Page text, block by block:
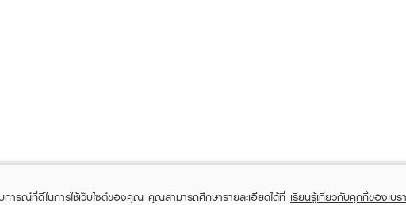
การณ์ที่ดีในการใช้เว็บไซต์ของคุณ คุณสามารถศึกษารายละเอียดได้ที่ เรียนรู้เกี่ยวกับคุกกี้ของเบร